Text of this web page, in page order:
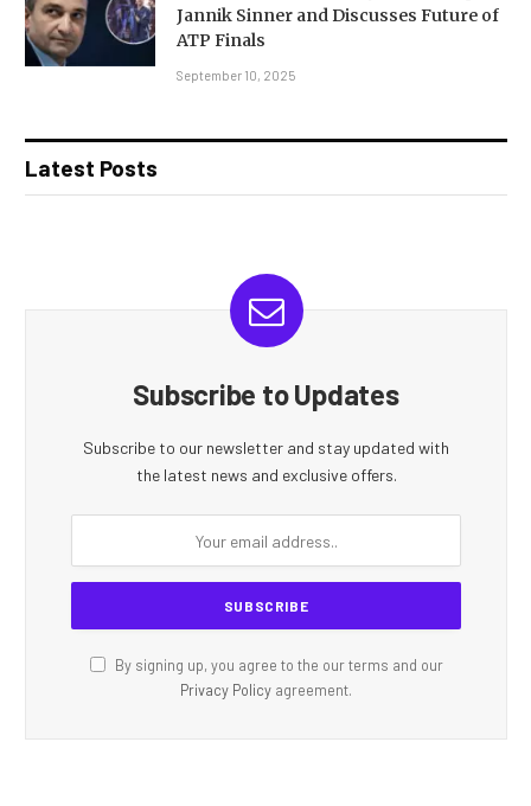
Jannik Sinner and Discusses Future of
ATP Finals
September 10, 2025
Latest Posts
Subscribe to Updates
Subscribe to our newsletter and stay updated with
the latest news and exclusive offers.
By signing up, you agree to the our terms and our
Privacy Policy agreement.